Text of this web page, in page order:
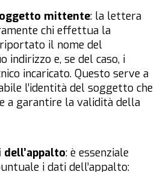
mittente: la lettera
chi effettua la
il nome del
indirizzo e, se del caso, i
incaricato. Questo serve a
l’identità del soggetto che
a garantire la validità della
: è essenziale
i dati dell’appalto: